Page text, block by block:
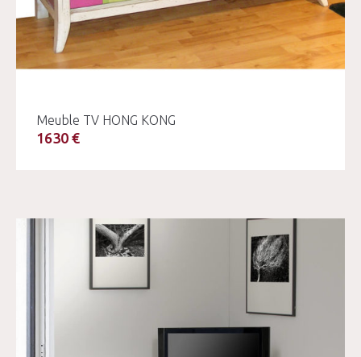
Meuble TV HONG KONG
1630 €